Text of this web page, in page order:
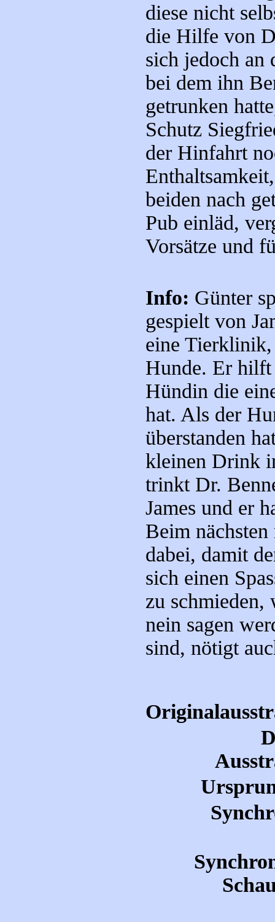
diese nicht
die Hilfe von
sich jedoch an
bei dem ihn
getrunken
Schutz
der Hinfahrt
beiden nach
Pub einläd,
Vorsätze und
Info: Günter
gespielt von
eine
Hunde. Er hilft
Hündin die
hat. Als der
überstanden
kleinen Drink
trinkt Dr.
James und er
Beim
dabei, damit
sich einen
zu
nein sagen
sind, nötigt